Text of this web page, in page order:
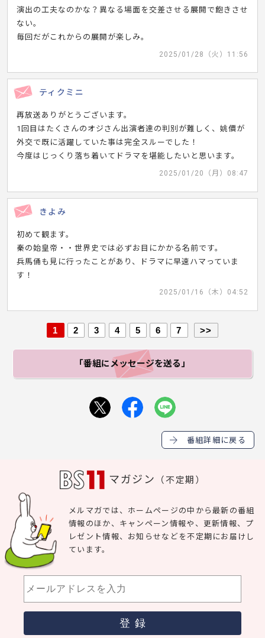
演出の工夫なのかな？異なる場面を交差させる展開で飽きさせ
ない。
毎回だがこれからの展開が楽しみ。
2025/01/28（火）11:56
ティクミニ
再放送ありがとうございます。
1回目はたくさんのオジさん出演者達の判別が難しく、姚價が
外交で既に活躍していた事は完全スルーでした！
今度はじっくり落ち着いてドラマを堪能したいと思います。
2025/01/20（月）08:47
きよみ
初めて観ます。
秦の始皇帝・・世界史では必ずお目にかかる名前です。
兵馬俑も見に行ったことがあり、ドラマに早速ハマっていま
す！
2025/01/16（木）04:52
1 2 3 4 5 6 7 >>
「番組にメッセージを送る」
番組詳細に戻る
マガジン （不定期）
メルマガでは、ホームページの中から最新の番組
情報のほか、キャンペーン情報や、更新情報、プ
レゼント情報、お知らせなどを不定期にお届けし
ています。